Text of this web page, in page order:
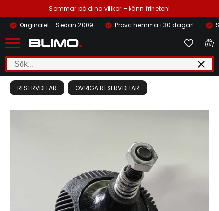
Sommar på dina villkor – känn friheten!
Originalet - Sedan 2009
Prova hemma i 30 dagar!
RESERVDELAR ÖVRIGA RESERVDELAR